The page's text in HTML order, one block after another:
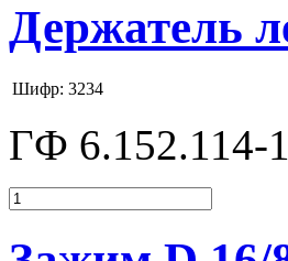
Держатель
Шифр: 3234
ГФ 6.152.114-